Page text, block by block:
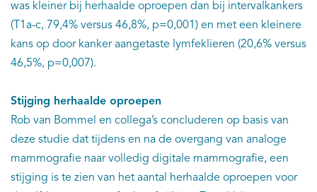
was kleiner bij herhaalde oproepen dan bij intervalkankers
(T1a-c, 79,4% versus 46,8%, p=0,001) en met een kleinere
kans op door kanker aangetaste lymfeklieren (20,6% versus
46,5%, p=0,007).
Stijging herhaalde oproepen
Rob van Bommel en collega’s concluderen op basis van
deze studie dat tijdens en na de overgang van analoge
mammografie naar volledig digitale mammografie, een
stijging is te zien van het aantal herhaalde oproepen voor